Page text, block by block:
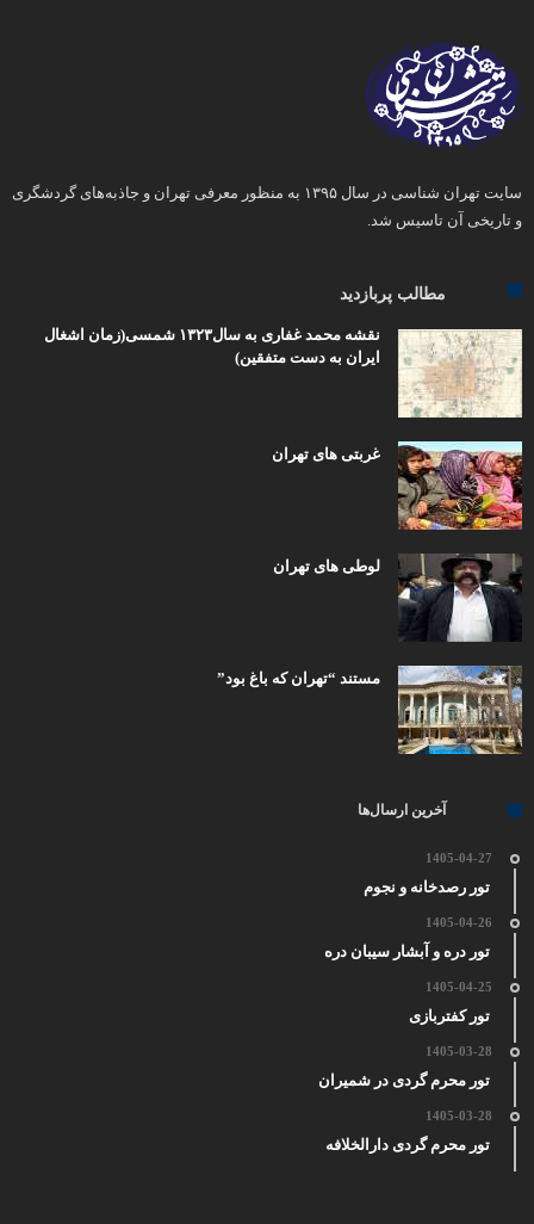
سایت تهران شناسی در سال ۱۳۹۵ به منظور معرفی تهران و جاذبه‌های گردشگری
و تاریخی آن تاسیس شد.
مطالب پربازدید
نقشه محمد غفاری به سال۱۳۲۳ شمسی(زمان اشغال
ایران به دست متفقین)
غربتی های تهران
لوطی های تهران
مستند “تهران که باغ بود”
آخرین ارسال‌ها
1405-04-27
تور رصدخانه و نجوم
1405-04-26
تور دره و آبشار سیبان دره
1405-04-25
تور کفتربازی
1405-03-28
تور محرم گردی در شمیران
1405-03-28
تور محرم گردی دارالخلافه